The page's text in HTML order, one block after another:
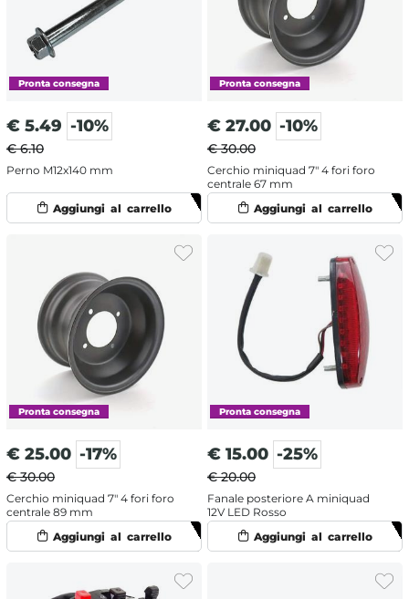
€ 5.49 -10%
€ 6.10
Perno M12x140 mm
€ 27.00 -10%
€ 30.00
Cerchio miniquad 7" 4 fori foro
centrale 67 mm
€ 25.00 -17%
€ 30.00
Cerchio miniquad 7" 4 fori foro
centrale 89 mm
€ 15.00 -25%
€ 20.00
Fanale posteriore A miniquad
12V LED Rosso